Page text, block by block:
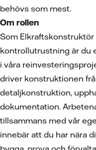
behövs som mest.
Om rollen
Som
kontrollutrustning är du
i våra
driver konstruktionen
detaljkonstruktion,
dokumentation.
tillsammans med vår
innebär att du har nära